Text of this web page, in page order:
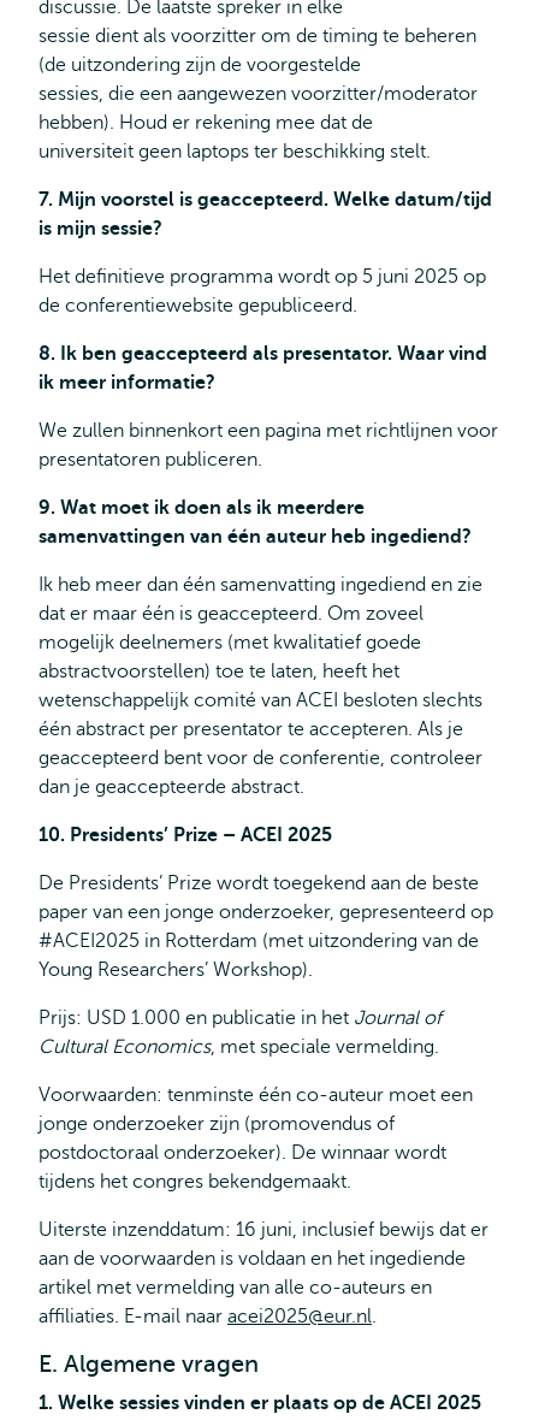
discussie. De laatste spreker in elke
sessie dient als voorzitter om de timing te beheren
(de uitzondering zijn de voorgestelde
sessies, die een aangewezen voorzitter/moderator
hebben). Houd er rekening mee dat de
universiteit geen laptops ter beschikking stelt.
7. Mijn voorstel is geaccepteerd. Welke datum/tijd
is mijn sessie?
Het definitieve programma wordt op 5 juni 2025 op
de conferentiewebsite gepubliceerd.
8. Ik ben geaccepteerd als presentator. Waar vind
ik meer informatie?
We zullen binnenkort een pagina met richtlijnen voor
presentatoren publiceren.
9. Wat moet ik doen als ik meerdere
samenvattingen van één auteur heb ingediend?
Ik heb meer dan één samenvatting ingediend en zie
dat er maar één is geaccepteerd. Om zoveel
mogelijk deelnemers (met kwalitatief goede
abstractvoorstellen) toe te laten, heeft het
wetenschappelijk comité van ACEI besloten slechts
één abstract per presentator te accepteren. Als je
geaccepteerd bent voor de conferentie, controleer
dan je geaccepteerde abstract.
10. Presidents’ Prize – ACEI 2025
De Presidents’ Prize wordt toegekend aan de beste
paper van een jonge onderzoeker, gepresenteerd op
#ACEI2025 in Rotterdam (met uitzondering van de
Young Researchers’ Workshop).
Prijs: USD 1.000 en publicatie in het Journal of
Cultural Economics, met speciale vermelding.
Voorwaarden: tenminste één co-auteur moet een
jonge onderzoeker zijn (promovendus of
postdoctoraal onderzoeker). De winnaar wordt
tijdens het congres bekendgemaakt.
Uiterste inzenddatum: 16 juni, inclusief bewijs dat er
aan de voorwaarden is voldaan en het ingediende
artikel met vermelding van alle co-auteurs en
affiliaties. E-mail naar acei2025@eur.nl.
E. Algemene vragen
1. Welke sessies vinden er plaats op de ACEI 2025